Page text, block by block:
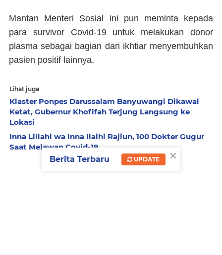
Mantan Menteri Sosial ini pun meminta kepada
para survivor Covid-19 untuk melakukan donor
plasma sebagai bagian dari ikhtiar menyembuhkan
pasien positif lainnya.
Lihat juga
Klaster Ponpes Darussalam Banyuwangi Dikawal
Ketat, Gubernur Khofifah Terjung Langsung ke
Lokasi
Inna Lillahi wa Inna Ilaihi Rajiun, 100 Dokter Gugur
Saat Melawan Covid-19
×
Berita Terbaru UPDATE